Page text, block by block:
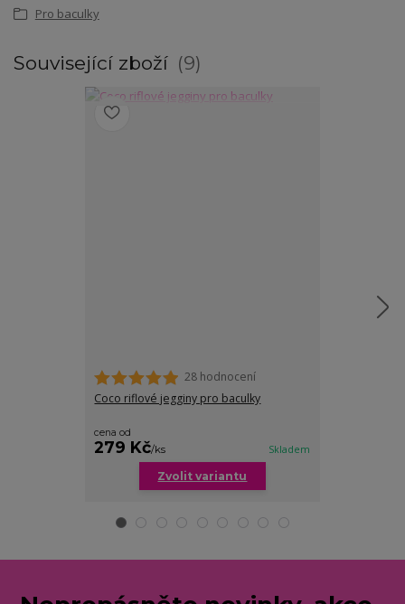
Pro baculky
Související zboží 9
28 hodnocení
Coco riflové jegginy pro baculky
cena od
279 Kč/ks Skladem
Zvolit variantu